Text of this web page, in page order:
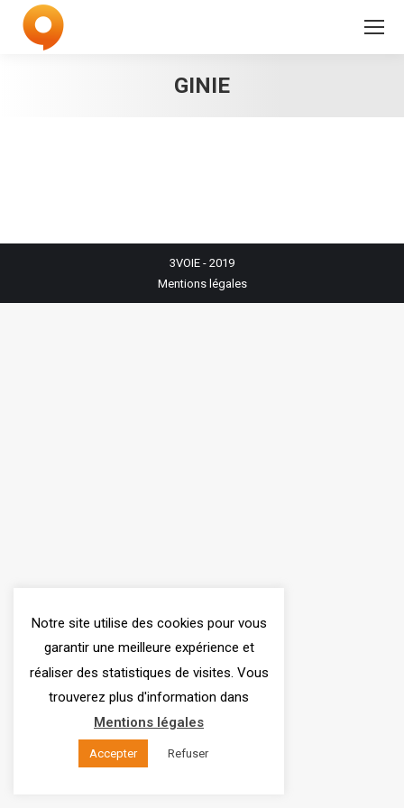
GINIE
3VOIE - 2019
Mentions légales
Notre site utilise des cookies pour vous
garantir une meilleure expérience et
réaliser des statistiques de visites. Vous
trouverez plus d'information dans
Mentions légales
Accepter Refuser